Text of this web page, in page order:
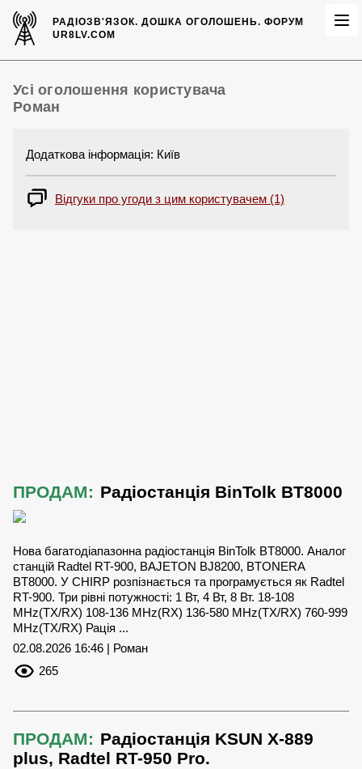
РАДІОЗВ'ЯЗОК.ДОШКА ОГОЛОШЕНЬ. ФОРУМ
UR8LV.COM
Усі оголошення користувача
Роман
Додаткова інформація: Київ
Відгуки про угоди з цим користувачем (1)
ПРОДАМ: Радіостанція BinTolk BT8000
Нова багатодіапазонна радіостанція BinTolk BT8000. Аналог
станцій Radtel RT-900, BAJETON BJ8200, BTONERA
BT8000. У CHIRP розпізнається та програмується як Radtel
RT-900. Три рівні потужності: 1 Вт, 4 Вт, 8 Вт. 18-108
MHz(TX/RX) 108-136 MHz(RX) 136-580 MHz(TX/RX) 760-999
MHz(TX/RX) Рація ...
02.08.2026 16:46 | Роман
265
ПРОДАМ: Радіостанція KSUN X-889
plus, Radtel RT-950 Pro.